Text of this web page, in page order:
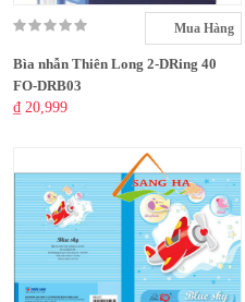
Mua Hàng
Bìa nhẫn Thiên Long 2-DRing 40
FO-DRB03
₫ 20,999